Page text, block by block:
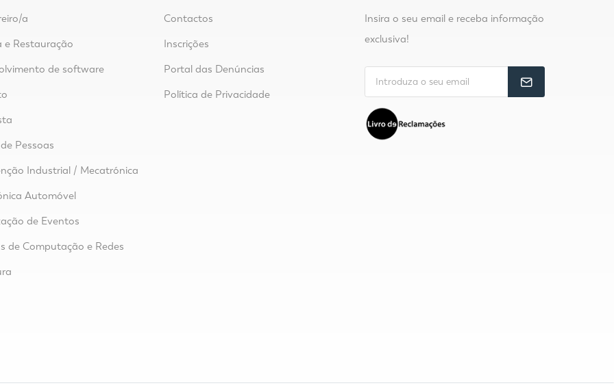
a
e Restauração
de software
Pessoas
Industrial / Mecatrónica
Automóvel
de Eventos
de Computação e Redes
Contactos
Inscrições
Portal das Denúncias
Política de Privacidade
Insira o seu email e receba informação
exclusiva!